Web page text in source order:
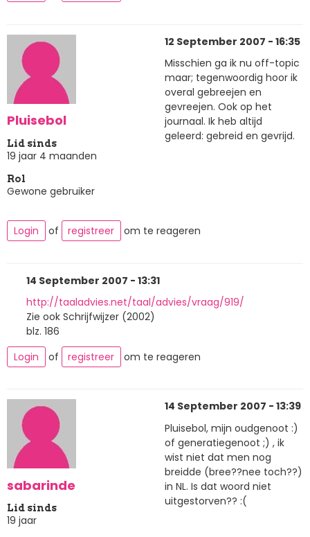
Pluisebol
Lid sinds
19 jaar 4 maanden
Rol
Gewone gebruiker
12 September 2007 - 16:35
Misschien ga ik nu off-topic
maar; tegenwoordig hoor ik
overal gebreejen en
gevreejen. Ook op het
journaal. Ik heb altijd
geleerd: gebreid en gevrijd.
Login of registreer om te reageren
14 September 2007 - 13:31
http://taaladvies.net/taal/advies/vraag/919/
Zie ook Schrijfwijzer (2002)
blz. 186
Login
of registreer om te reageren
sabarinde
Lid sinds
19 jaar
14 September 2007 - 13:39
Pluisebol, mijn oudgenoot :)
of generatiegenoot ;) , ik
wist niet dat men nog
breidde (bree??nee toch??)
in NL. Is dat woord niet
uitgestorven?? :(